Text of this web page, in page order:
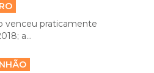
venceu praticamente
a...